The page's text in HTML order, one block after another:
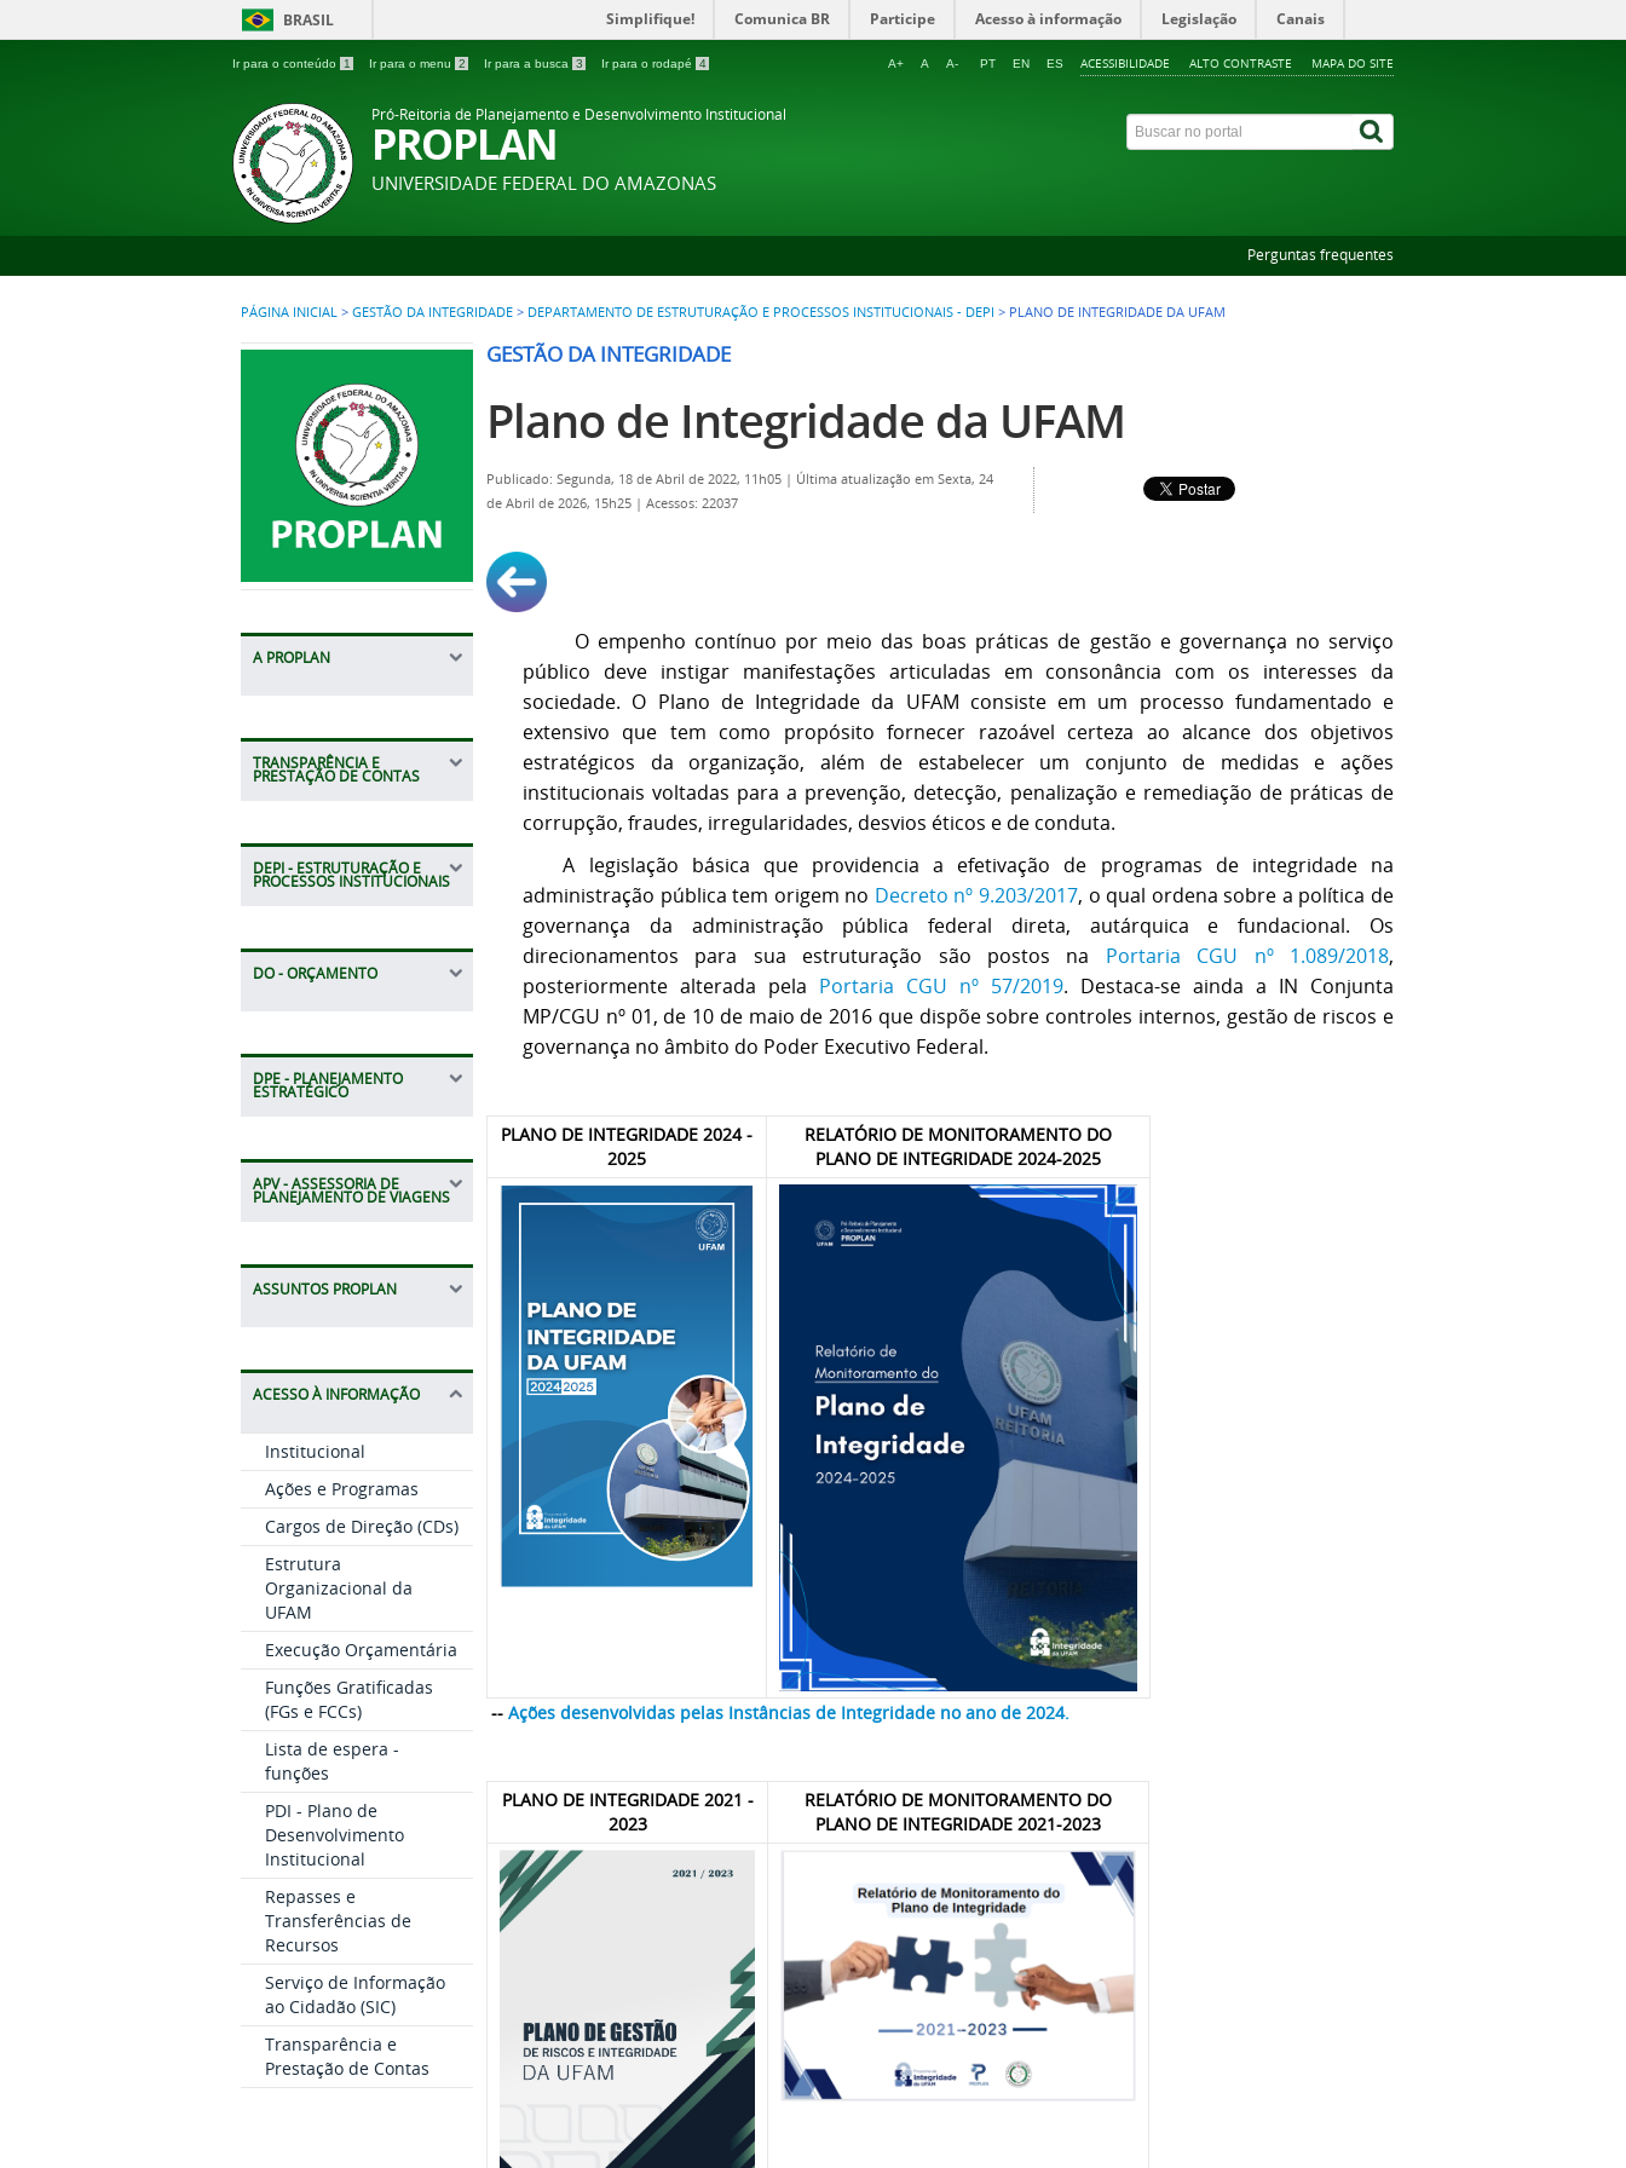
BRASIL Simplifique! Comunica BR Participe Acesso à informação Legislação Canais
Ir para o conteúdo 1 Ir para o menu 2 Ir para a busca 3 Ir para o rodapé 4 ACESSIBILIDADE ALTO CONTRASTE MAPA DO SITE
A+ A A- PT EN ES
Pró-Reitoria de Planejamento e Desenvolvimento Institucional
PROPLAN
UNIVERSIDADE FEDERAL DO AMAZONAS
Perguntas frequentes
PÁGINA INICIAL > GESTÃO DA INTEGRIDADE > DEPARTAMENTO DE ESTRUTURAÇÃO E PROCESSOS INSTITUCIONAIS - DEPI > PLANO DE INTEGRIDADE DA UFAM
A PROPLAN
TRANSPARÊNCIA E
PRESTAÇÃO DE CONTAS
DEPI - ESTRUTURAÇÃO E
PROCESSOS INSTITUCIONAIS
DO - ORÇAMENTO
DPE - PLANEJAMENTO
ESTRATÉGICO
APV - ASSESSORIA DE
PLANEJAMENTO DE VIAGENS
ASSUNTOS PROPLAN
ACESSO À INFORMAÇÃO
Institucional
Ações e Programas
Cargos de Direção (CDs)
Estrutura
Organizacional da
UFAM
Execução Orçamentária
Funções Gratificadas
(FGs e FCCs)
Lista de espera -
funções
PDI - Plano de
Desenvolvimento
Institucional
Repasses e
Transferências de
Recursos
Serviço de Informação
ao Cidadão (SIC)
Transparência e
Prestação de Contas
GESTÃO DA INTEGRIDADE
Plano de Integridade da UFAM
Publicado: Segunda, 18 de Abril de 2022, 11h05 | Última atualização em Sexta, 24
de Abril de 2026, 15h25 | Acessos: 22037
O empenho contínuo por meio das boas práticas de gestão e governança no serviço
público deve instigar manifestações articuladas em consonância com os interesses da
sociedade. O Plano de Integridade da UFAM consiste em um processo fundamentado e
extensivo que tem como propósito fornecer razoável certeza ao alcance dos objetivos
estratégicos da organização, além de estabelecer um conjunto de medidas e ações
institucionais voltadas para a prevenção, detecção, penalização e remediação de práticas de
corrupção, fraudes, irregularidades, desvios éticos e de conduta.
A legislação básica que providencia a efetivação de programas de integridade na
administração pública tem origem no Decreto nº 9.203/2017, o qual ordena sobre a política de
governança da administração pública federal direta, autárquica e fundacional. Os
direcionamentos para sua estruturação são postos na Portaria CGU nº 1.089/2018,
posteriormente alterada pela Portaria CGU nº 57/2019. Destaca-se ainda a IN Conjunta
MP/CGU nº 01, de 10 de maio de 2016 que dispõe sobre controles internos, gestão de riscos e
governança no âmbito do Poder Executivo Federal.
PLANO DE INTEGRIDADE 2024 -
2025
RELATÓRIO DE MONITORAMENTO DO
PLANO DE INTEGRIDADE 2024-2025
-- Ações desenvolvidas pelas Instâncias de Integridade no ano de 2024.
PLANO DE INTEGRIDADE 2021 -
2023
RELATÓRIO DE MONITORAMENTO DO
PLANO DE INTEGRIDADE 2021-2023